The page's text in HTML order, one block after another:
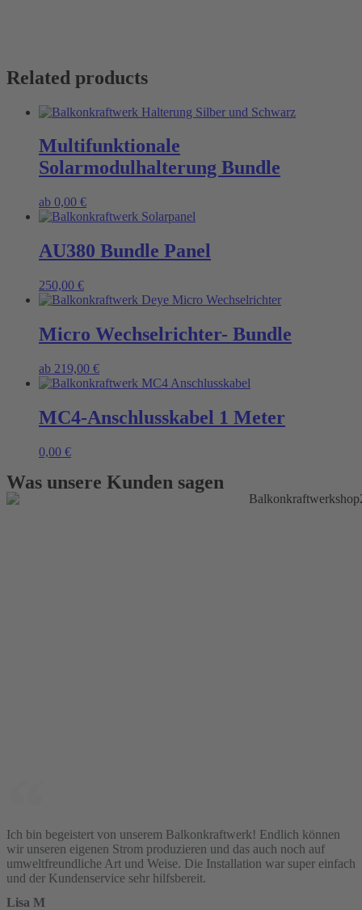
Related products
Multifunktionale
Solarmodulhalterung Bundle
ab 0,00 €This
product
multiple
variants.
may
chosen
on
the
product
page
AU380 Bundle Panel
250,00 €
Micro Wechselrichter- Bundle
ab 219,00 €This
product
multiple
variants.
be
MC4-Anschlusskabel 1 Meter
0,00 €
Was unsere Kunden sagen
Ich bin begeistert von unserem Balkonkraftwerk! Endlich können
wir unseren eigenen Strom produzieren und das auch noch auf
umweltfreundliche Art und Weise. Die Installation war super einfach
und der Kundenservice sehr hilfsbereit.
Lisa M